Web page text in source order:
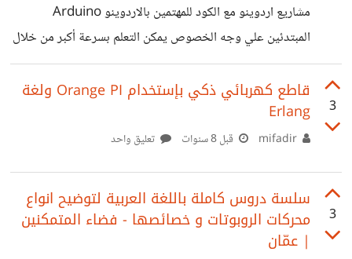
مشاريع اردوينو مع الكود للمهتمين بالاردوينو Arduino
المبتدئين علي وجه الخصوص يمكن التعلم بسرعة أكبر من خلال
الإطلاع علي مشاريع جاهزة، الإطلاع علي مشاريع اردوينو جاهزة
سيلهمك بأفكار جديدة وستتعلم من كل مشروع تطلع عليه فكرة
جديد تنمي مهارتك في عمل مشاريع اردوينو مفيدة ومبتكرة.
https://suar.me/awxy3 جمعت لكم في هذا الموضوع
الجاهزة مع اكوادها وكذلك شرح مفصل لكل خطوة وكل
المتطتلبات الخاصة بكل مشروع لتنفيذه بنفسك. هناك الكثير من
المواقع التي
3
قاطع كهربائي ذكي بإستخدام Orange PI ولغة
Erlang
قبل 8 سنوات تعليق واحد
3
سلسة دروس كاملة باللغة العربية لتوضيح انواع
محركات الروبوتات و خصائصها - فضاء المتمكنين
| عمّان